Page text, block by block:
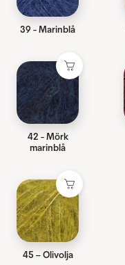
39 - Marinblå
42 - Mörk
marinblå
45 – Olivolja